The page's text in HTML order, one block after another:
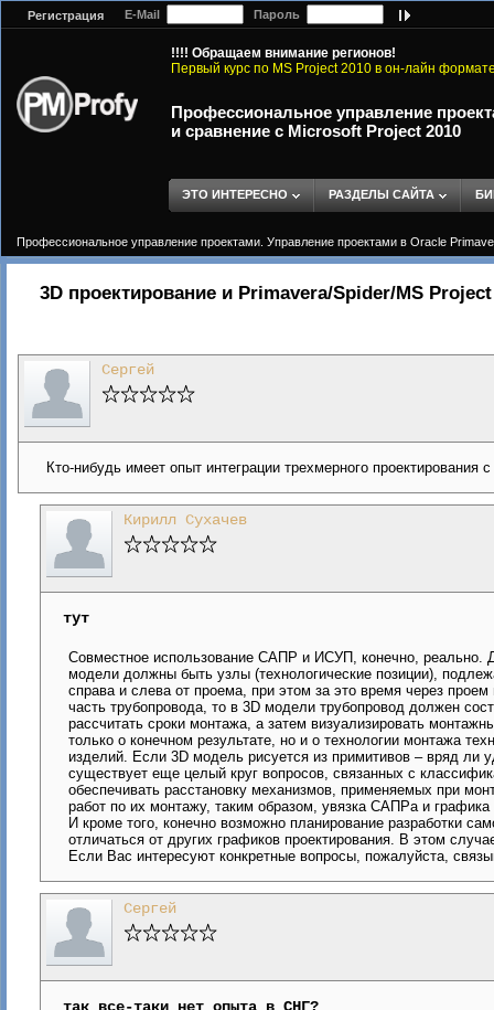
Регистрация E-Mail Пароль
!!!! Обращаем внимание регионов!
Первый курс по MS Project 2010 в он-лайн
Профессиональное управление
и сравнение с Microsoft Project 2010
ЭТО ИНТЕРЕСНО РАЗДЕЛЫ САЙТА
Профессиональное управление проектами. Управление проектами в Oracle
3D проектирование и Primavera/Spider/MS Project
Сергей
Кто-нибудь имеет опыт интеграции трехмерного
Кирилл Сухачев
тут
Совместное использование САПР и ИСУП, конечно, реально.
модели должны быть узлы (технологические позиции),
справа и слева от проема, при этом за это время через
часть трубопровода, то в 3D модели трубопровод должен
рассчитать сроки монтажа, а затем визуализировать
только о конечном результате, но и о технологии монтажа
изделий. Если 3D модель рисуется из примитивов – вряд ли
существует еще целый круг вопросов, связанных с
обеспечивать расстановку механизмов, применяемых при
работ по их монтажу, таким образом, увязка САПРа и
И кроме того, конечно возможно планирование разработки
отличаться от других графиков проектирования. В этом
Если Вас интересуют конкретные вопросы, пожалуйста,
Сергей